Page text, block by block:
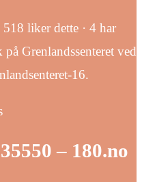
liker dette · 4 har
Grenlandssenteret ved
16.
– 180.no